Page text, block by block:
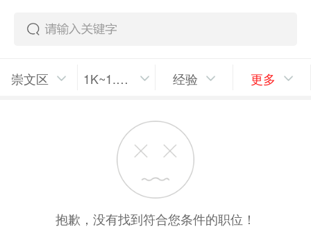
崇文区 1K~1.5K/月 经验 更多
抱歉，没有找到符合您条件的职位！